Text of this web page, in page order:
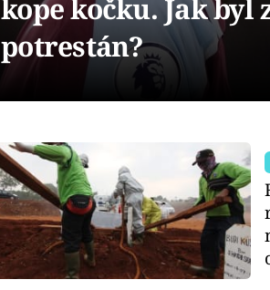
kope kočku. Jak byl
potrestán?